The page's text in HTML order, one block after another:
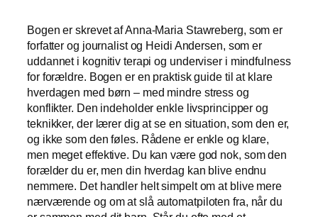
Bogen er skrevet af Anna-Maria Stawreberg, som er
forfatter og journalist og Heidi Andersen, som er
uddannet i kognitiv terapi og underviser i mindfulness
for forældre. Bogen er en praktisk guide til at klare
hverdagen med børn – med mindre stress og
konflikter. Den indeholder enkle livsprincipper og
teknikker, der lærer dig at se en situation, som den er,
og ikke som den føles. Rådene er enkle og klare,
men meget effektive. Du kan være god nok, som den
forælder du er, men din hverdag kan blive endnu
nemmere. Det handler helt simpelt om at blive mere
nærværende og om at slå automatpiloten fra, når du